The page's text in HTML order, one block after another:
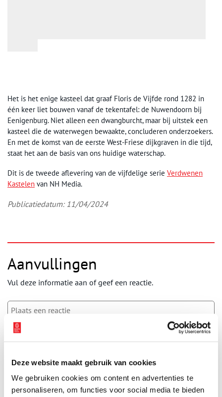
Deze website maakt gebruik van cookies
We gebruiken cookies om content en advertenties te
personaliseren, om functies voor social media te bieden
Het is het enige kasteel dat graaf Floris de Vijfde rond 1282 in
één keer liet bouwen vanaf de tekentafel: de Nuwendoorn bij
Eenigenburg. Niet alleen een dwangburcht, maar bij uitstek een
kasteel die de waterwegen bewaakte, concluderen onderzoekers.
En met de komst van de eerste West-Friese dijkgraven in die tijd,
staat het aan de basis van ons huidige waterschap.
Dit is de tweede aflevering van de vijfdelige serie Verdwenen
Kastelen van NH Media.
Publicatiedatum: 11/04/2024
Aanvullingen
Vul deze informatie aan of geef een reactie.
Vereiste velden zijn gemarkeerd met *. Het e-mailadres wordt niet
Naam*